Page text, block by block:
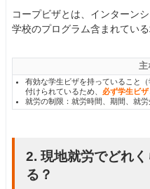
コープビザとは、インターン
学校のプログラム含まれてい
主
有効な学生ビザを持っていること
付けられているため、 必ず学生ビ
就労の制限：就労時間、期間、就
2. 現地就労でどれ
る？